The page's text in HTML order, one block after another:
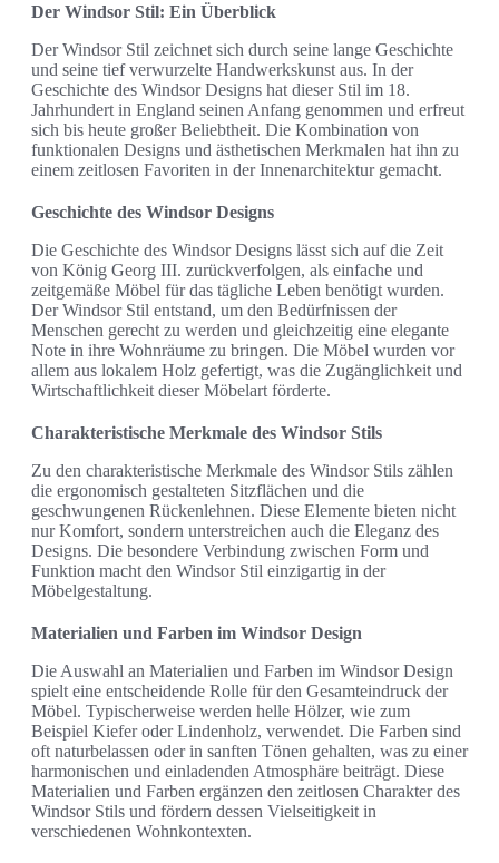
Der Windsor Stil: Ein Überblick
Der Windsor Stil zeichnet sich durch seine lange Geschichte
und seine tief verwurzelte Handwerkskunst aus. In der
Geschichte des Windsor Designs hat dieser Stil im 18.
Jahrhundert in England seinen Anfang genommen und erfreut
sich bis heute großer Beliebtheit. Die Kombination von
funktionalen Designs und ästhetischen Merkmalen hat ihn zu
einem zeitlosen Favoriten in der Innenarchitektur gemacht.
Geschichte des Windsor Designs
Die Geschichte des Windsor Designs lässt sich auf die Zeit
von König Georg III. zurückverfolgen, als einfache und
zeitgemäße Möbel für das tägliche Leben benötigt wurden.
Der Windsor Stil entstand, um den Bedürfnissen der
Menschen gerecht zu werden und gleichzeitig eine elegante
Note in ihre Wohnräume zu bringen. Die Möbel wurden vor
allem aus lokalem Holz gefertigt, was die Zugänglichkeit und
Wirtschaftlichkeit dieser Möbelart förderte.
Charakteristische Merkmale des Windsor Stils
Zu den charakteristische Merkmale des Windsor Stils zählen
die ergonomisch gestalteten Sitzflächen und die
geschwungenen Rückenlehnen. Diese Elemente bieten nicht
nur Komfort, sondern unterstreichen auch die Eleganz des
Designs. Die besondere Verbindung zwischen Form und
Funktion macht den Windsor Stil einzigartig in der
Möbelgestaltung.
Materialien und Farben im Windsor Design
Die Auswahl an Materialien und Farben im Windsor Design
spielt eine entscheidende Rolle für den Gesamteindruck der
Möbel. Typischerweise werden helle Hölzer, wie zum
Beispiel Kiefer oder Lindenholz, verwendet. Die Farben sind
oft naturbelassen oder in sanften Tönen gehalten, was zu einer
harmonischen und einladenden Atmosphäre beiträgt. Diese
Materialien und Farben ergänzen den zeitlosen Charakter des
Windsor Stils und fördern dessen Vielseitigkeit in
verschiedenen Wohnkontexten.